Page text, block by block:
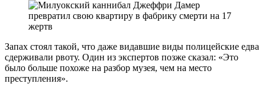
Запах стоял такой, что даже видавшие виды полицейские едва
сдерживали рвоту. Один из экспертов позже сказал: «Это
было больше похоже на разбор музея, чем на место
преступления».